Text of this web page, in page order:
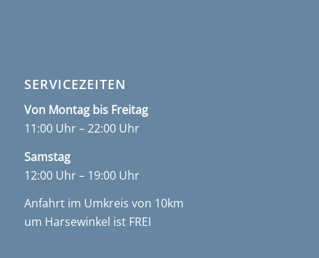
SERVICEZEITEN
Von Montag bis Freitag
11:00 Uhr – 22:00 Uhr
Samstag
12:00 Uhr – 19:00 Uhr
Anfahrt im Umkreis von 10km
um Harsewinkel ist FREI